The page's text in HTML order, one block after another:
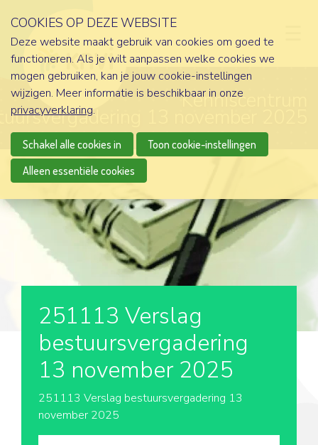
Kenniscentrum
13 november 2025
251113 Verslag
bestuursvergadering
13 november 2025
251113 Verslag bestuursvergadering 13
november 2025
COOKIES OP DEZE WEBSITE
Deze website maakt gebruik van cookies om goed te
functioneren. Als je wilt aanpassen welke cookies we
mogen gebruiken, kan je jouw cookie-instellingen
wijzigen. Meer informatie is beschikbaar in onze
privacyverklaring.
Schakel alle cookies in
Toon cookie-instellingen
Alleen essentiële cookies